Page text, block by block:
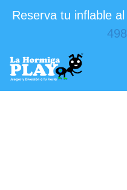
Reserva tu inflable al